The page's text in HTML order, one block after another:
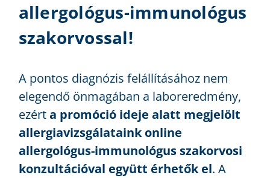
allergológus-immunológus
szakorvossal!
A pontos diagnózis felállításához nem
elegendő önmagában a laboreredmény,
ezérta promóció ideje alatt megjelölt
allergiavizsgálataink online
allergológus-immunológus szakorvosi
konzultációval együtt érhetők el. A